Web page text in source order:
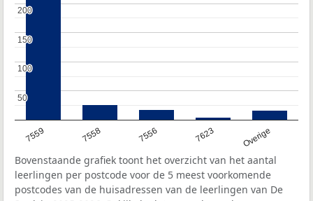
7559 7558 7556 7623 Overige
50
50
100
100
150
150
200
200
Bovenstaande grafiek toont het overzicht van het aantal
leerlingen per postcode voor de 5 meest voorkomende
postcodes van de huisadressen van de leerlingen van De